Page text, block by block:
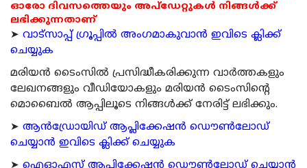
ഓരോ ദിവസത്തെയും അപ്ഡേറ്റുകൾ നിങ്ങൾക്ക്
ലഭിക്കുന്നതാണ്
➤ വാട്സാപ്പ് ഗ്രൂപ്പിൽ അംഗമാകുവാൻ ഇവിടെ ക്ലിക്ക്
ചെയ്യുക
മരിയന്‍ ടൈംസില്‍ പ്രസിദ്ധീകരിക്കുന്ന വാര്‍ത്തകളും
ലേഖനങ്ങളും വീഡിയോകളും മരിയന്‍ ടൈംസിന്റെ
മൊബൈല്‍ ആപ്പിലൂടെ നിങ്ങള്‍ക്ക് നേരിട്ട് ലഭിക്കും.
➤ ആന്‍ഡ്രോയിഡ് ആപ്ലിക്കേഷന്‍ ഡൌണ്‍ലോഡ്
ചെയ്യാന്‍ ഇവിടെ ക്ലിക്ക് ചെയ്യുക